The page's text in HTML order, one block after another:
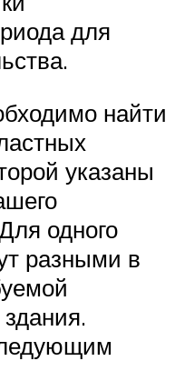
для
найти
указаны
одного
разными в